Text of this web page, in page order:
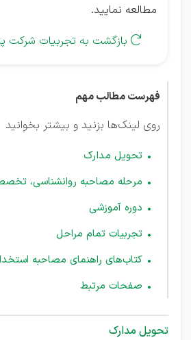
مطالعه نمایید.
 بازگشت به تجربیات شرکت
فهرست مطالب مهم
روی لینک‌ها بزنید و بیشتر بخوانید
تحویل مدارک
مرحله مصاحبه روانشناسی،
دوره آموزشی
تجربیات تمام مراحل
کتاب‌های راهنمای مصاحبه
صفحات مرتبط
تحویل مدارک